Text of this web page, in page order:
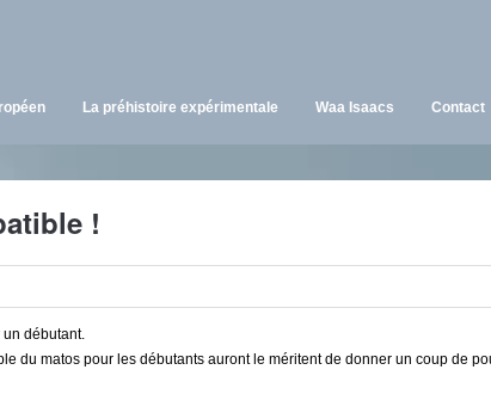
La préhistoire expérimentale Waa Isaacs Contact
!
un débutant.
du matos pour les débutants auront le méritent de donner un coup de